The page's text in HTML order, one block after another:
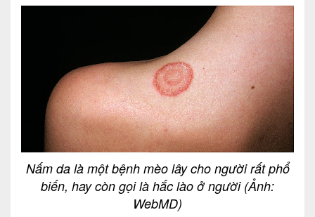
Nấm da là một bệnh mèo lây cho người rất phổ
biến, hay còn gọi là hắc lào ở người (Ảnh:
WebMD)